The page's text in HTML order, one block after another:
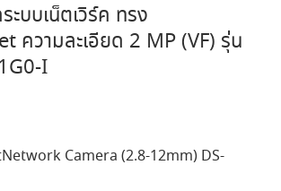
บบเน็ตเวิร์ค ทรง
ความละเอียด 2 MP (VF) รุ่น
I
Camera (2.8-12mm) DS-